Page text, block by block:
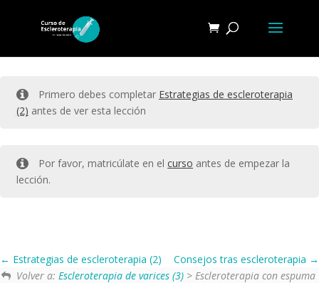
Primero debes completar Estrategias de escleroterapia
(2) antes de ver esta lección
Por favor, matricúlate en elcurso antes de empezar la
lección.
Estrategias de escleroterapia (2)
Consejos tras escleroterapia
Volver a: Escleroterapia de varices (3)> Escleroterapia con espuma